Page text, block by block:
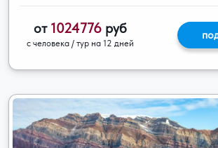
от 1024776 руб
с человека / тур на 12 дней